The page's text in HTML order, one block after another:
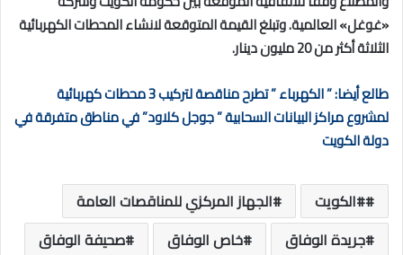
«غوغل» العالمية.وتبلغ القيمة المتوقعة لانشاء المحطات الكهربائية
الثلاثة أكثر من 20 مليون دينار.
طالع أيضا: ” الكهرباء ” تطرح مناقصة لتركيب 3 محطات كهربائية
لمشروع مراكز البيانات السحابية ” جوجل كلاود” في مناطق متفرقة في
دولة الكويت
#الكويت
الجهاز المركزي للمناقصات العامة
جريدة الوفاق
خاص الوفاق
صحيفة الوفاق